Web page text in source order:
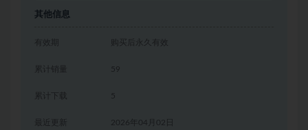
其他信息
有效期 购买后永久有效
累计销量 59
累计下载 5
2026年04月02日